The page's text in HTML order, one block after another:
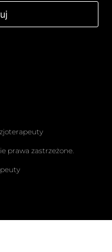
prawa zastrzeżone.